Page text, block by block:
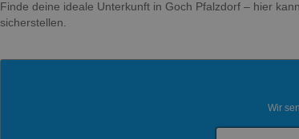
Finde deine ideale Unterkunft in Goch Pfalzdorf – hier
sicherstellen.
Wir